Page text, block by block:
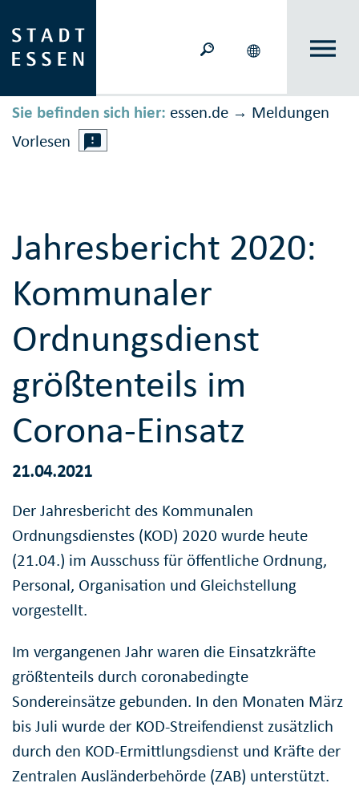
Sie befinden sich hier: essen.de → Meldungen
Vorlesen
Jahresbericht 2020:
Kommunaler
Ordnungsdienst
größtenteils im
Corona-Einsatz
21.04.2021
Der Jahresbericht des Kommunalen
Ordnungsdienstes (KOD) 2020 wurde heute
(21.04.) im Ausschuss für öffentliche Ordnung,
Personal, Organisation und Gleichstellung
vorgestellt.
Im vergangenen Jahr waren die Einsatzkräfte
größtenteils durch coronabedingte
Sondereinsätze gebunden. In den Monaten März
bis Juli wurde der KOD-Streifendienst zusätzlich
durch den KOD-Ermittlungsdienst und Kräfte der
Zentralen Ausländerbehörde (ZAB) unterstützt.